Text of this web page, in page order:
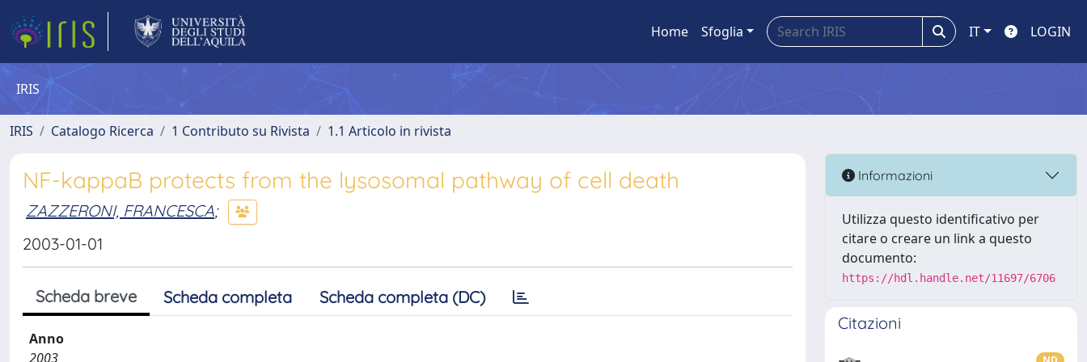
Home Sfoglia IT LOGIN
IRIS
IRIS Catalogo Ricerca 1 Contributo su Rivista 1.1 Articolo in rivista
NF-kappaB protects from the lysosomal pathway of cell death
ZAZZERONI, FRANCESCA;
2003-01-01
Scheda breve Scheda completa Scheda completa (DC)
Anno
2003
Informazioni
Utilizza questo identificativo per
citare o creare un link a questo
documento:
https://hdl.handle.net/11697/6706
Citazioni